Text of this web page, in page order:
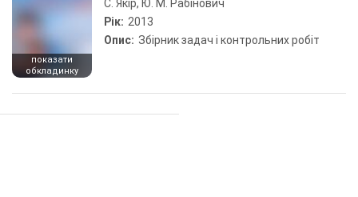
показати
обкладинку
С. Якір, Ю. М. Рабінович
Рік: 2013
Опис: Збірник задач і контрольних робіт